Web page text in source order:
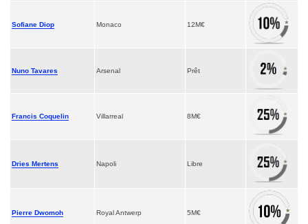
Sofiane Diop Monaco 12M€
Nuno Tavares Arsenal Prêt
Francis Coquelin Villarreal 8M€
Dries Mertens Napoli Libre
Pierre Dwomoh Royal Antwerp 5M€